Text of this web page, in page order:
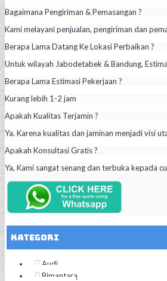
Bagaimana Pengiriman & Pemasangan ?
Kami melayani penjualan, pengiriman dan
Berapa Lama Datang Ke Lokasi Perbaikan ?
Untuk wilayah Jabodetabek & Bandung,
Berapa Lama Estimasi Pekerjaan ?
Kurang lebih 1-2 jam
Apakah Kualitas Terjamin ?
Ya. Karena kualitas dan jaminan menjadi visi
Apakah Konsultasi Gratis ?
Ya, Kami sangat senang dan terbuka kepada
Kategori
Audi
Bimantara